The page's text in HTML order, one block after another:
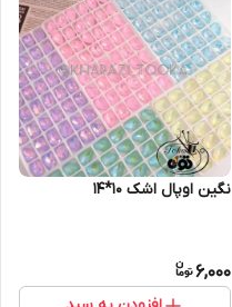
نگین اوپال اشک ۱۰*۱۴
6,000